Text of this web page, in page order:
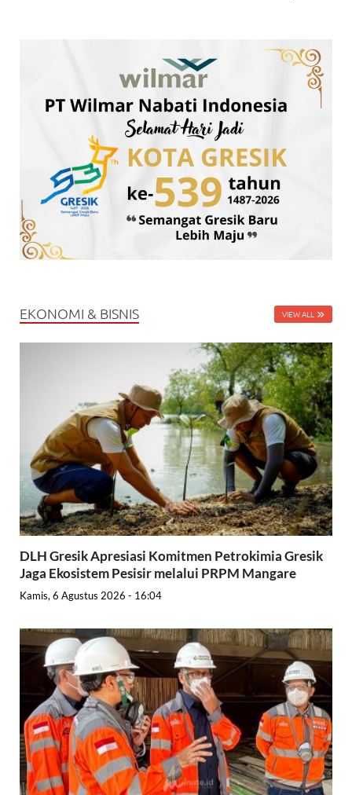
EKONOMI & BISNIS VIEW ALL
DLH Gresik Apresiasi Komitmen Petrokimia Gresik
Jaga Ekosistem Pesisir melalui PRPM Mangare
Kamis, 6 Agustus 2026 - 16:04